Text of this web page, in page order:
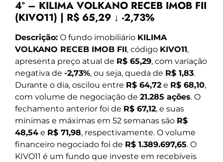
4º – KILIMA VOLKANO RECEB IMOB FII
(KIVO11) | R$ 65,29 ↓ -2,73%
Descrição: O fundo imobiliário KILIMA
VOLKANO RECEB IMOB FII, código KIVO11,
apresenta preço atual de R$ 65,29, com variação
negativa de -2,73%, ou seja, queda de R$ 1,83.
Durante o dia, oscilou entre R$ 64,72 e R$ 68,10,
com volume de negociação de 21.285 ações. O
fechamento anterior foi de R$ 67,12, e suas
mínimas e máximas em 52 semanas são R$
48,54 e R$ 71,98, respectivamente. O volume
financeiro negociado foi de R$ 1.389.697,65. O
KIVO11 é um fundo que investe em recebíveis